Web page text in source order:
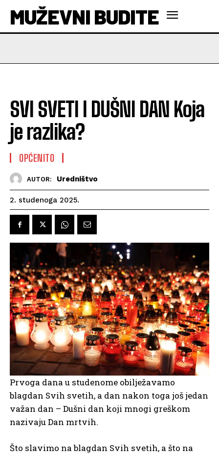
MUŽEVNI BUDITE
SVI SVETI I DUŠNI DAN Koja
je razlika?
OPĆENITO
AUTOR: Uredništvo
2. studenoga 2025.
Prvoga dana u studenome obilježavamo
blagdan Svih svetih, a dan nakon toga još jedan
važan dan – Dušni dan koji mnogi greškom
nazivaju Dan mrtvih.
Što slavimo na blagdan Svih svetih, a što na